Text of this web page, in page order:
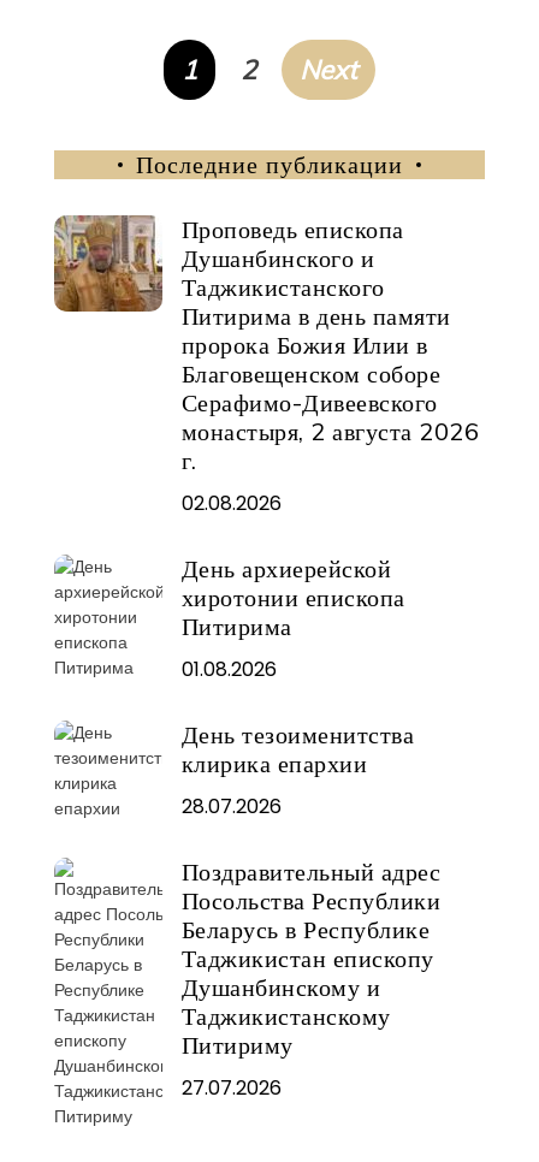
благоверного
Пагинация
записей
1 2 Next
Последние публикации
Проповедь епископа
Душанбинского и
Таджикистанского
Питирима в день памяти
пророка Божия Илии в
Благовещенском соборе
Серафимо-Дивеевского
монастыря, 2 августа 2026
г.
02.08.2026
День архиерейской
хиротонии епископа
Питирима
01.08.2026
День тезоименитства
клирика епархии
28.07.2026
Поздравительный адрес
Посольства Республики
Беларусь в Республике
Таджикистан епископу
Душанбинскому и
Таджикистанскому
Питириму
27.07.2026